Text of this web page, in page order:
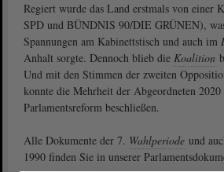
Regiert wurde das Land erstmals von einer
SPD und BÜNDNIS 90/DIE GRÜNEN),
Spannungen am Kabinettstisch und auch im
Anhalt sorgte. Dennoch blieb die Koalition
Und mit den Stimmen der zweiten
konnte die Mehrheit der Abgeordneten
Parlamentsreform beschließen.
Alle Dokumente der 7. Wahlperiode und
1990 finden Sie in unserer